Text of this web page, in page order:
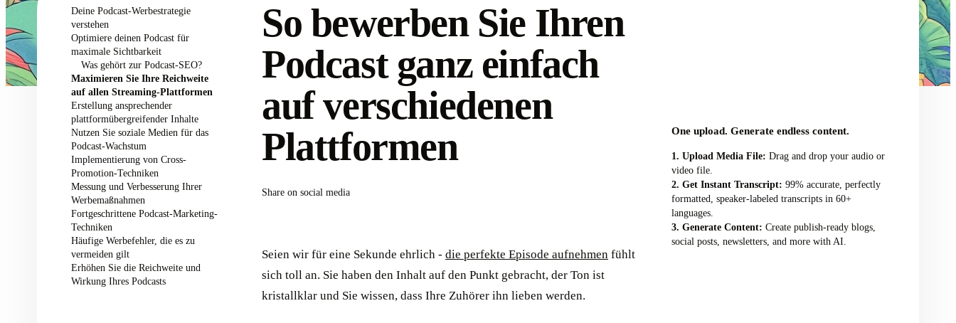
Deine Podcast-Werbestrategie
verstehen
Optimiere deinen Podcast für
maximale Sichtbarkeit
Was gehört zur Podcast-SEO?
Maximieren Sie Ihre Reichweite
auf allen Streaming-Plattformen
Erstellung ansprechender
plattformübergreifender Inhalte
Nutzen Sie soziale Medien für das
Podcast-Wachstum
Implementierung von Cross-
Promotion-Techniken
Messung und Verbesserung Ihrer
Werbemaßnahmen
Fortgeschrittene Podcast-Marketing-
Techniken
Häufige Werbefehler, die es zu
vermeiden gilt
Erhöhen Sie die Reichweite und
Wirkung Ihres Podcasts
So bewerben Sie Ihren
Podcast ganz einfach
auf verschiedenen
Plattformen
Share on social media
Seien wir für eine Sekunde ehrlich - die perfekte Episode aufnehmen fühlt
sich toll an. Sie haben den Inhalt auf den Punkt gebracht, der Ton ist
kristallklar und Sie wissen, dass Ihre Zuhörer ihn lieben werden.
One upload. Generate endless content.
Upload Media File: Drag and drop your audio or
video file.
Get Instant Transcript: 99% accurate, perfectly
formatted, speaker-labeled transcripts in 60+
languages.
Generate Content: Create publish-ready blogs,
social posts, newsletters, and more with AI.